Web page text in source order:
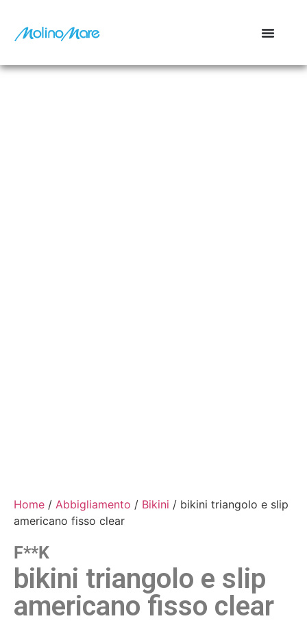
Home / Abbigliamento / Bikini / bikini triangolo e slip
americano fisso clear
F**k
bikini triangolo e slip
americano fisso clear